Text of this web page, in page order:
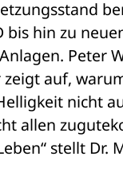
bis hin zu
Peter
zeigt auf,
nicht
allen
stellt Dr.